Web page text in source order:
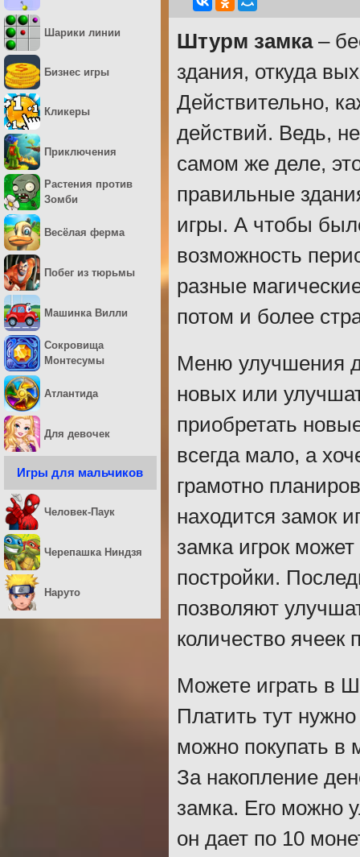
Штурм замка–
здания, откуда
Действительно,
действий. Ведь,
самом же деле,
правильные
игры. А чтобы
возможность
разные
потом и более
Меню улучшения
новых или
приобретать
всегда мало, а
грамотно
находится замок
замка игрок
постройки.
позволяют
количество ячеек
Можете играть в
Платить тут
можно покупать
За накопление
замка. Его можно
он дает по 10
Шарики линии
Бизнес игры
Кликеры
Приключения
Растения против
Зомби
Весёлая ферма
Побег из тюрьмы
Машинка Вилли
Сокровища
Монтесумы
Атлантида
Для девочек
Игры для мальчиков
Человек-Паук
Черепашка Ниндзя
Наруто